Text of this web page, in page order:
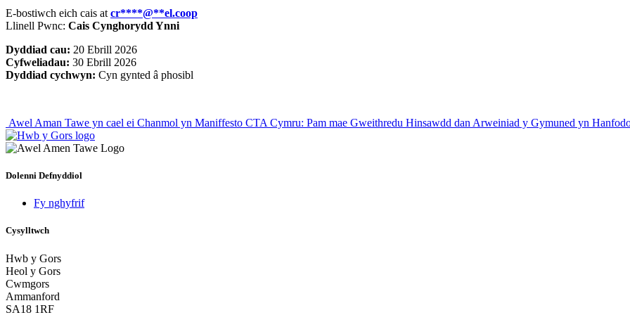
E-bostiwch eich cais at cr****@**el.coop
Llinell Pwnc: Cais Cynghorydd Ynni
Dyddiad cau: 20 Ebrill 2026
Cyfweliadau: 30 Ebrill 2026
Dyddiad cychwyn: Cyn gynted â phosibl
Post
navigation
Awel Aman Tawe yn cael ei Chanmol yn Maniffesto CTA Cymru: Pam mae Gweithredu Hinsawdd dan Arweiniad y Gymuned yn
Dolenni Defnyddiol
Fy nghyfrif
Cysylltwch
Hwb y Gors
Heol y Gors
Cwmgors
Ammanford
SA18 1RF